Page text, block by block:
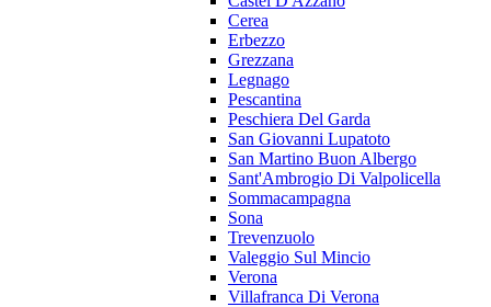
Cerea
Erbezzo
Grezzana
Legnago
Pescantina
Peschiera Del Garda
San Giovanni Lupatoto
San Martino Buon Albergo
Sant'Ambrogio Di Valpolicella
Sommacampagna
Sona
Trevenzuolo
Valeggio Sul Mincio
Verona
Villafranca Di Verona